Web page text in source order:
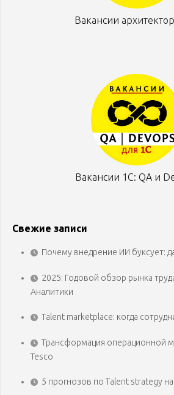
Вакансии
Вакансии 1С: QA и
Свежие записи
Почему внедрение ИИ буксует:
2025: Годовой обзор рынка труда
Аналитики
Talent marketplace: когда
Трансформация операционной
Tesco
5 прогнозов по Talent strategy